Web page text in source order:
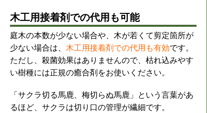
木工用接着剤での代用も可能
庭木の本数が少ない場合や、木が若くて剪定箇所が
少ない場合は、 木工用接着剤での代用も有効です。
ただし、殺菌効果はありませんので、枯れ込みやす
い樹種には正規の癒合剤をお使いください。
「サクラ切る馬鹿、梅切らぬ馬鹿」という言葉があ
るほど、サクラは切り口の管理が繊細です。